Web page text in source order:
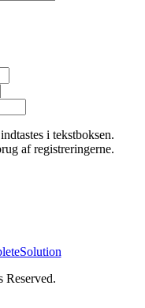
i tekstboksen.
af registreringerne.